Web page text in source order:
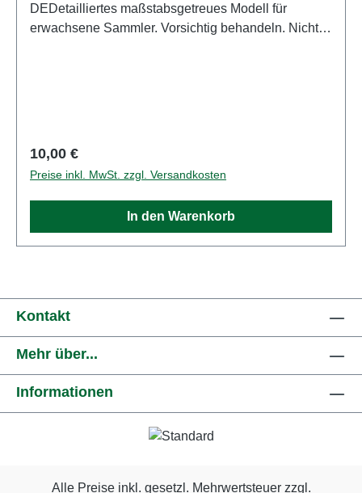
DEDetailliertes maßstabsgetreues Modell für
erwachsene Sammler. Vorsichtig behandeln. Nicht
gefertigter Spielzeug-Transformator verwendet
werden. Eigenschaften: Hersteller:
MärklinArtikelnummer: 15814Stückzahl: 1
StückEAN: 4031111198900Produktart: Bücher &
Regulärer Preis:
10,00 €
Preise inkl. MwSt. zzgl. Versandkosten
In den Warenkorb
Kontakt
Mehr über...
Informationen
Alle Preise inkl. gesetzl. Mehrwertsteuer zzgl.